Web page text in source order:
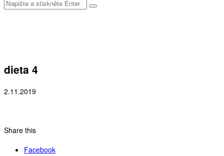
dieta 4
2.11.2019
Share this
Facebook